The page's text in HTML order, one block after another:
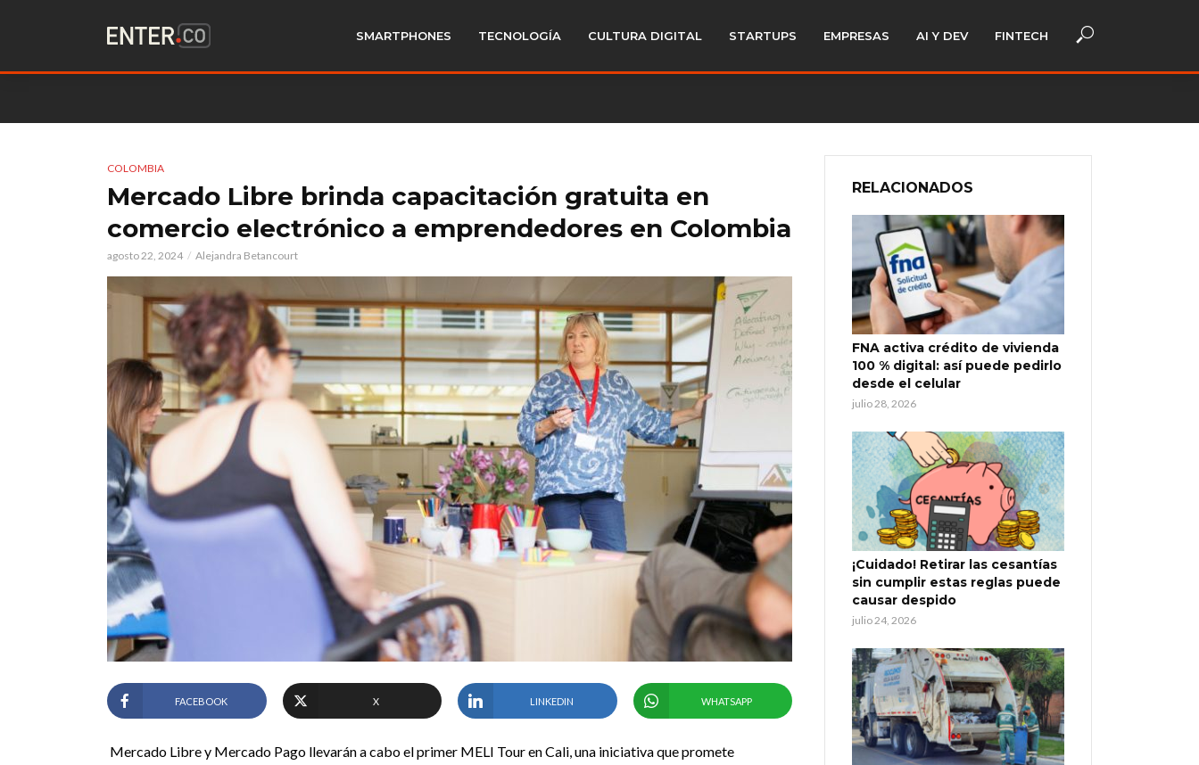
SMARTPHONES TECNOLOGÍA CULTURA DIGITAL STARTUPS EMPRESAS AI Y DEV FINTECH
COLOMBIA
Mercado Libre brinda capacitación gratuita en
comercio electrónico a emprendedores en Colombia
agosto 22, 2024 Alejandra Betancourt
FACEBOOK X LINKEDIN WHATSAPP
Mercado Libre y Mercado Pago llevarán a cabo el primer MELI Tour en Cali, una iniciativa que promete
RELACIONADOS
FNA activa crédito de vivienda
100 % digital: así puede pedirlo
desde el celular
julio 28, 2026
¡Cuidado! Retirar las cesantías
sin cumplir estas reglas puede
causar despido
julio 24, 2026